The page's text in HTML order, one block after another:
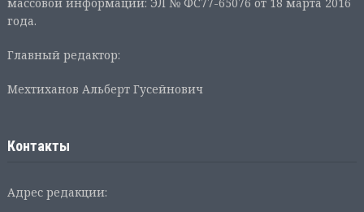
года.
Главный редактор:
Мехтиханов Альберт Гусейнович
Контакты
Адрес редакции: